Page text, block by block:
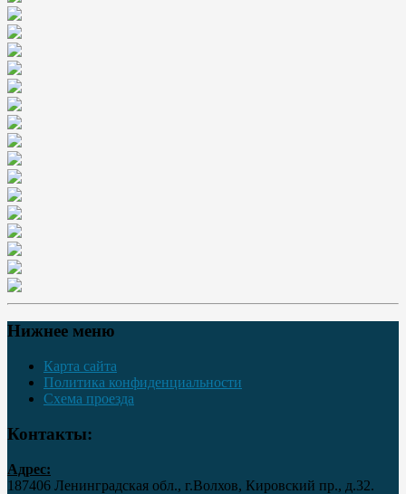
Нижнее меню
Карта сайта
Политика конфиденциальности
Схема проезда
Контакты:
Адрес:
187406 Ленинградская обл., г.Волхов, Кировский пр., д.32.